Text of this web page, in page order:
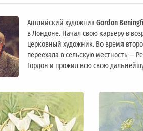
Английский художникGordon
в Лондоне. Начал свою карьеру в
церковный художник. Во время
переехала в сельскую местность —
Гордон и прожил всю свою